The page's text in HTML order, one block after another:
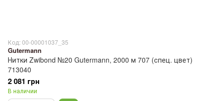
Код: 00-00001037_35
Gutermann
Нитки Zwibond №20 Gutermann, 2000 м 707 (спец. цвет)
713040
2 081 грн
В наличии